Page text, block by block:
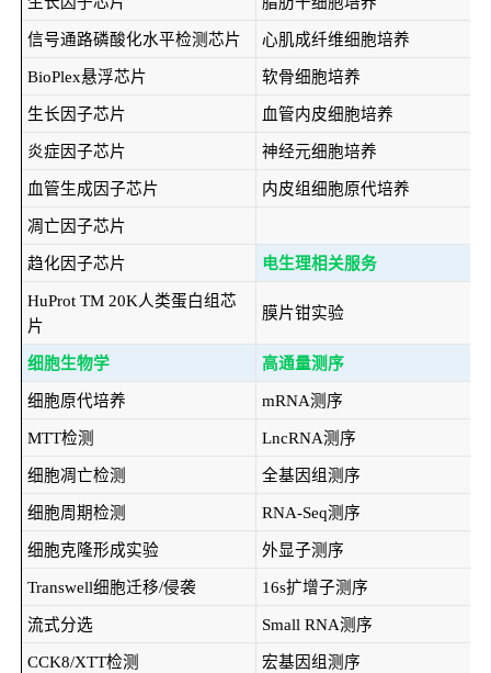
信号通路磷酸化水平检测芯片 心肌成纤维细胞培养
BioPlex悬浮芯片 软骨细胞培养
生长因子芯片 血管内皮细胞培养
炎症因子芯片 神经元细胞培养
血管生成因子芯片 内皮组细胞原代培养
凋亡因子芯片
趋化因子芯片 电生理相关服务
HuProt TM 20K人类蛋白组芯
片
膜片钳实验
细胞生物学 高通量测序
细胞原代培养 mRNA测序
MTT检测 LncRNA测序
细胞凋亡检测 全基因组测序
细胞周期检测 RNA-Seq测序
细胞克隆形成实验 外显子测序
Transwell细胞迁移/侵袭 16s扩增子测序
流式分选 Small RNA测序
CCK8/XTT检测 宏基因组测序